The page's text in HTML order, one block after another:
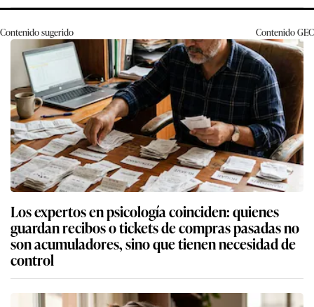
Contenido sugerido ContenidoGEC
Los expertos en psicología coinciden: quienes
guardan recibos o tickets de compras pasadas no
son acumuladores, sino que tienen necesidad de
control